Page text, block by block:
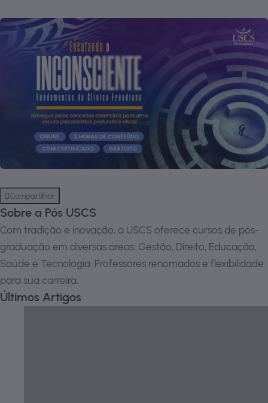
Compartilhar
Sobre a Pós USCS
Com tradição e inovação, a USCS oferece cursos de pós-
graduação em diversas áreas: Gestão, Direito, Educação,
Saúde e Tecnologia. Professores renomados e flexibilidade
para sua carreira.
Últimos Artigos